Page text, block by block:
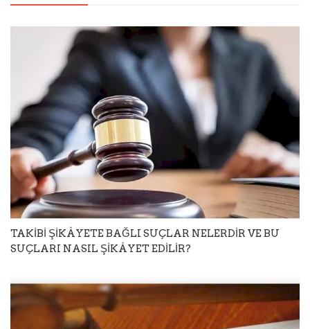
TAKİBİ ŞİKÂYETE BAĞLI SUÇLAR NELERDİR VE BU
SUÇLARI NASIL ŞİKÂYET EDİLİR?